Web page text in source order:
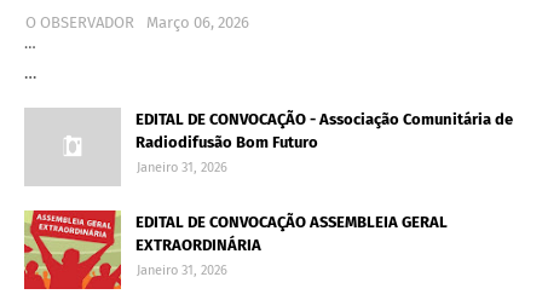
O OBSERVADOR
Março 06, 2026
…
…
EDITAL DE CONVOCAÇÃO - Associação Comunitária de
Radiodifusão Bom Futuro
Janeiro 31, 2026
EDITAL DE CONVOCAÇÃO ASSEMBLEIA GERAL
EXTRAORDINÁRIA
Janeiro 31, 2026